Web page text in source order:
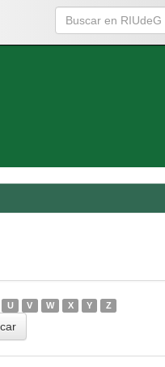
U V W X Y Z